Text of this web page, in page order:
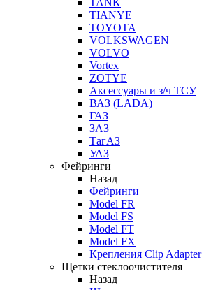
TANK
TIANYE
TOYOTA
VOLKSWAGEN
VOLVO
Vortex
ZOTYE
Аксессуары и з/ч ТСУ
ВАЗ (LADA)
ГАЗ
ЗАЗ
ТагАЗ
УАЗ
Фейринги
Назад
Фейринги
Model FR
Model FS
Model FT
Model FX
Крепления Clip Adapter
Щетки стеклоочистителя
Назад